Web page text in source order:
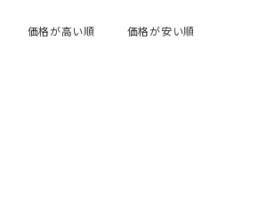
価格が安い順
価格が高い順